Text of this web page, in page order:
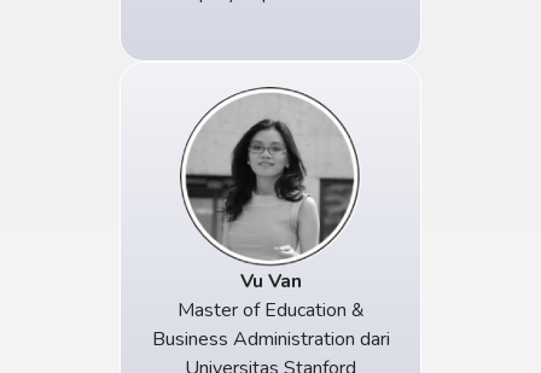
Vu Van
Master of Education &
Business Administration dari